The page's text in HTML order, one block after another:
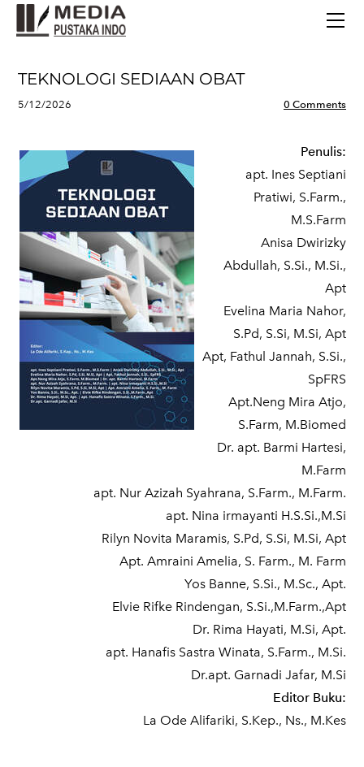
TEKNOLOGI SEDIAAN OBAT
5/12/2026 0 Comments
Penulis:
apt. Ines Septiani
Pratiwi, S.Farm.,
M.S.Farm
Anisa Dwirizky
Abdullah, S.Si., M.Si.,
Apt
Evelina Maria Nahor,
S.Pd, S.Si, M.Si, Apt
Apt, Fathul Jannah, S.Si.,
SpFRS
Apt.Neng Mira Atjo,
S.Farm, M.Biomed
Dr. apt. Barmi Hartesi,
M.Farm
apt. Nur Azizah Syahrana, S.Farm., M.Farm.
apt. Nina irmayanti H.S.Si.,M.Si
Rilyn Novita Maramis, S.Pd, S.Si, M.Si, Apt
Apt. Amraini Amelia, S. Farm., M. Farm
Yos Banne, S.Si., M.Sc., Apt.
Elvie Rifke Rindengan, S.Si.,M.Farm.,Apt
Dr. Rima Hayati, M.Si, Apt.
apt. Hanafis Sastra Winata, S.Farm., M.Si.
Dr.apt. Garnadi Jafar, M.Si
Editor Buku:
La Ode Alifariki, S.Kep., Ns., M.Kes